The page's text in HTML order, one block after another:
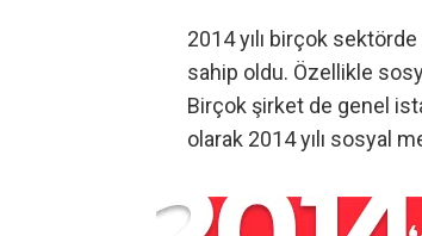
2014 yılı birçok
sahip oldu. Özellikle
Birçok şirket de genel
olarak 2014 yılı sosyal